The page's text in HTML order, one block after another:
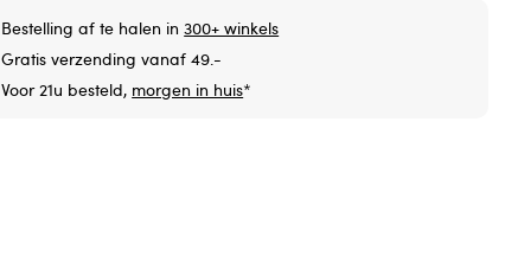
Bestelling af te halen in300+ winkels
Gratis verzending vanaf 49.-
Voor 21u besteld, morgen in huis*